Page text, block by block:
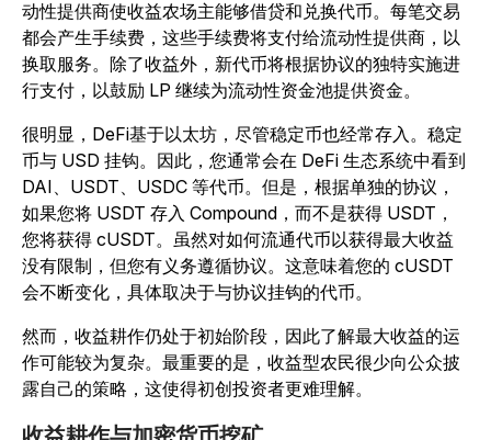
动性提供商使收益农场主能够借贷和兑换代币。每笔交易
都会产生手续费，这些手续费将支付给流动性提供商，以
换取服务。除了收益外，新代币将根据协议的独特实施进
行支付，以鼓励 LP 继续为流动性资金池提供资金。
很明显，DeFi基于以太坊，尽管稳定币也经常存入。稳定
币与 USD 挂钩。因此，您通常会在 DeFi 生态系统中看到
DAI、USDT、USDC 等代币。但是，根据单独的协议，
如果您将 USDT 存入 Compound，而不是获得 USDT，
您将获得 cUSDT。虽然对如何流通代币以获得最大收益
没有限制，但您有义务遵循协议。这意味着您的 cUSDT
会不断变化，具体取决于与协议挂钩的代币。
然而，收益耕作仍处于初始阶段，因此了解最大收益的运
作可能较为复杂。最重要的是，收益型农民很少向公众披
露自己的策略，这使得初创投资者更难理解。